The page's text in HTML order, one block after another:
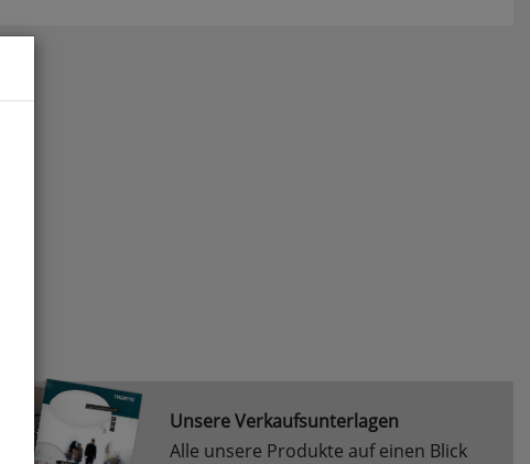
Unsere Verkaufsunterlagen
Alle unsere Produkte auf einen Blick